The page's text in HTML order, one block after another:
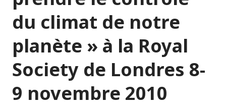
du climat de notre
planète » à la Royal
Society de Londres 8-
9 novembre 2010